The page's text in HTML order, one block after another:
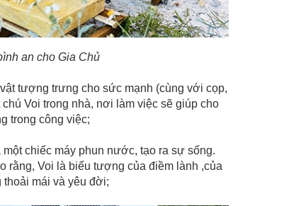
an cho Gia Chủ
tượng trưng cho sức mạnh (cùng với cọp,
Voi trong nhà, nơi làm việc sẽ giúp cho
trong công việc;
chiếc máy phun nước, tạo ra sự sống.
rằng, Voi là biểu tượng của điềm lành ,của
thoải mái và yêu đời;